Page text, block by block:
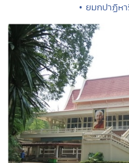
• ยมกปาฏิห